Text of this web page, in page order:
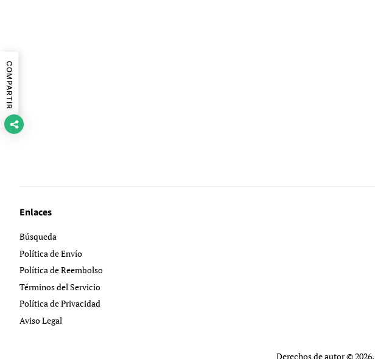
Enlaces
Búsqueda
Política de Envío
Política de Reembolso
Términos del Servicio
Política de Privacidad
Aviso Legal
Derechos de autor © 2026,
COMPARTIR